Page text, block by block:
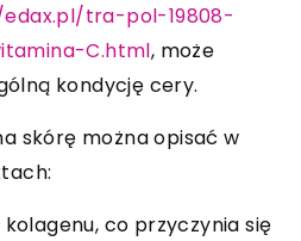
tra-pol-19808-
C.html, może
kondycję cery.
skórę można opisać w
co przyczynia się